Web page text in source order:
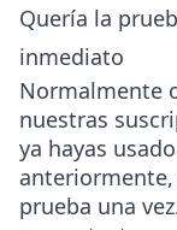
Quería la
inmediato
Normalmente
nuestras
ya hayas
anteriormente,
prueba una